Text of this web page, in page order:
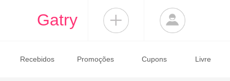
Gatry
Recebidos Promoções Cupons Livre